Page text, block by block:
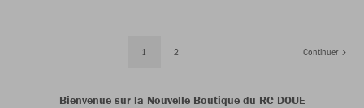
1 2 Continuer
Bienvenue sur la Nouvelle Boutique du RC DOUE